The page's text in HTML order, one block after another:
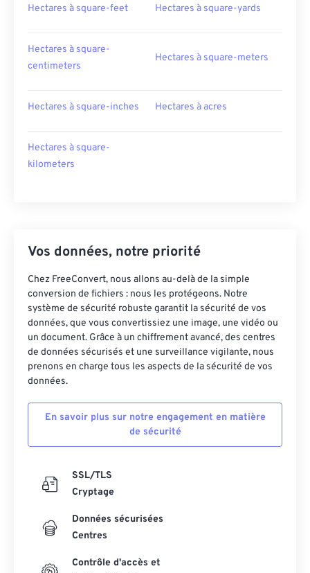
Hectares à square-feet Hectares à square-yards
Hectares à square-
centimeters
Hectares à square-meters
Hectares à square-inches Hectares à acres
Hectares à square-
kilometers
Vos données, notre priorité
Chez FreeConvert, nous allons au-delà de la simple
conversion de fichiers : nous les protégeons. Notre
système de sécurité robuste garantit la sécurité de vos
données, que vous convertissiez une image, une vidéo ou
un document. Grâce à un chiffrement avancé, des centres
de données sécurisés et une surveillance vigilante, nous
prenons en charge tous les aspects de la sécurité de vos
données.
En savoir plus sur notre engagement en matière
de sécurité
SSL/TLS
Cryptage
Données sécurisées
Centres
Contrôle d'accès et